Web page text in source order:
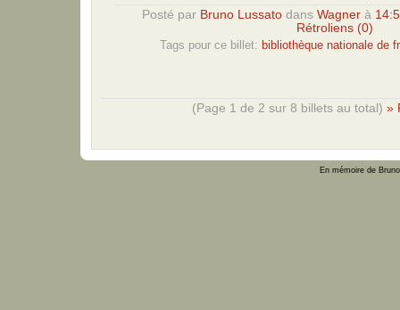
Posté par Bruno Lussatodans Wagnerà
Rétroliens (0)
Tags pour ce billet: bibliothèque nationale de
(Page 1 de 2 sur 8 billets au total) »
En mémoire de